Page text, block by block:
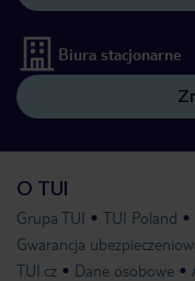
Biura stacjonarne
O TUI
Grupa TUI TUI Poland
Gwarancja
TUI.cz
Dane osobowe